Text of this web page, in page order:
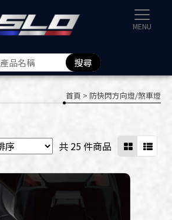
速辰
首頁 > 防快閃方向燈/煞車燈
共 25 件商品